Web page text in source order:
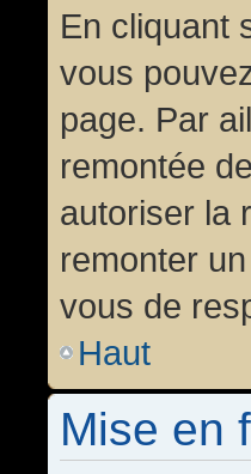
En cliquant
vous
page. Par
remontée
autoriser la
remonter
vous de
Haut
Mise en